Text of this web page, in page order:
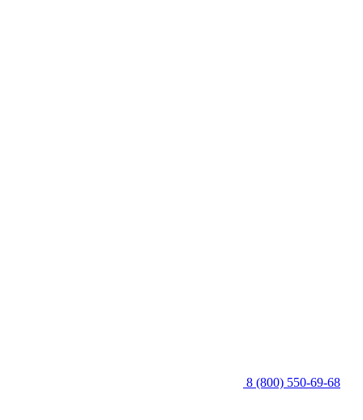
8 (800) 550-69-68